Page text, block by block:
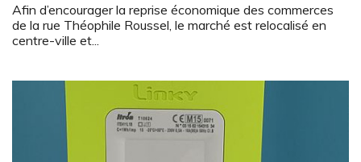
Afin d’encourager la reprise économique des commerces
de la rue Théophile Roussel, le marché est relocalisé en
centre-ville et...